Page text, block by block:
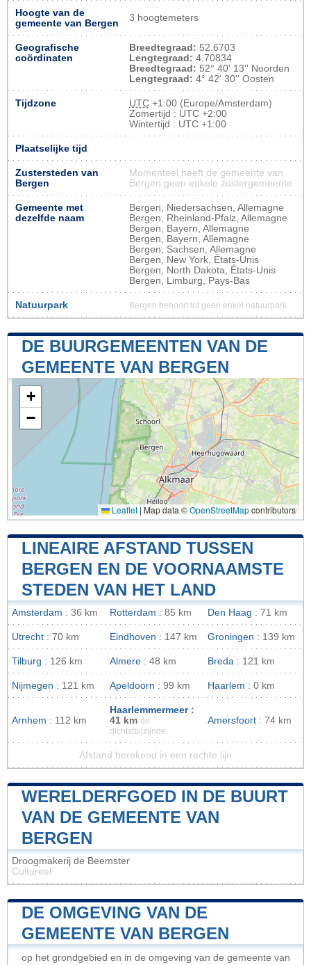
Hoogte van de
gemeente van Bergen
3 hoogtemeters
Geografische
coördinaten
Breedtegraad: 52.6703
Lengtegraad: 4.70834
Breedtegraad: 52° 40' 13'' Noorden
Lengtegraad: 4° 42' 30'' Oosten
Tijdzone UTC +1:00 (Europe/Amsterdam)
Zomertijd : UTC +2:00
Wintertijd : UTC +1:00
Plaatselijke tijd
Zustersteden van
Bergen
Momenteel heeft de gemeente van
Bergen geen enkele zustergemeente
Gemeente met
dezelfde naam
Bergen, Niedersachsen, Allemagne
Bergen, Rheinland-Pfalz, Allemagne
Bergen, Bayern, Allemagne
Bergen, Bayern, Allemagne
Bergen, Sachsen, Allemagne
Bergen, New York, États-Unis
Bergen, North Dakota, États-Unis
Bergen, Limburg, Pays-Bas
Natuurpark Bergen behoort tot geen enkel natuurpark
DE BUURGEMEENTEN VAN DE
GEMEENTE VAN BERGEN
+
−
Leaflet | Map data ©OpenStreetMapcontributors
LINEAIRE AFSTAND TUSSEN
BERGEN EN DE VOORNAAMSTE
STEDEN VAN HET LAND
Amsterdam : 36 km Rotterdam : 85 km Den Haag : 71 km
Utrecht : 70 km Eindhoven : 147 km Groningen : 139 km
Tilburg : 126 km Almere : 48 km Breda : 121 km
Nijmegen : 121 km Apeldoorn : 99 km Haarlem : 0 km
Arnhem : 112 km
Haarlemmermeer:
41 km de
dichtstbijzijnde
Amersfoort : 74 km
Afstand berekend in een rechte lijn
WERELDERFGOED IN DE BUURT
VAN DE GEMEENTE VAN
BERGEN
Droogmakerij de Beemster
Cultureel
DE OMGEVING VAN DE
GEMEENTE VAN BERGEN
op het grondgebied en in de omgeving van de gemeente van